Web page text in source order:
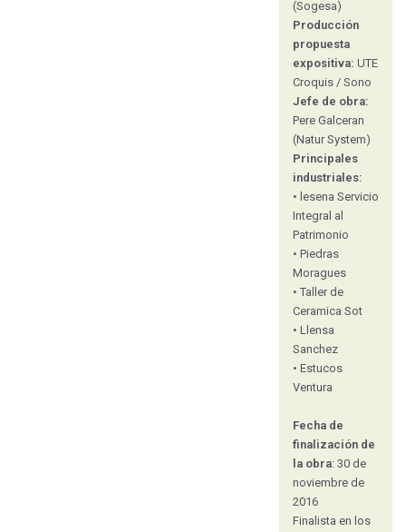
(Sogesa)
Producción
propuesta
expositiva: UTE
Croquis / Sono
Jefe de obra:
Pere Galceran
(Natur System)
Principales
industriales:
• lesena Servicio
Integral al
Patrimonio
• Piedras
Moragues
• Taller de
Ceramica Sot
• Llensa
Sanchez
• Estucos
Ventura
Fecha de
finalización de
la obra: 30 de
noviembre de
2016
Finalista en los